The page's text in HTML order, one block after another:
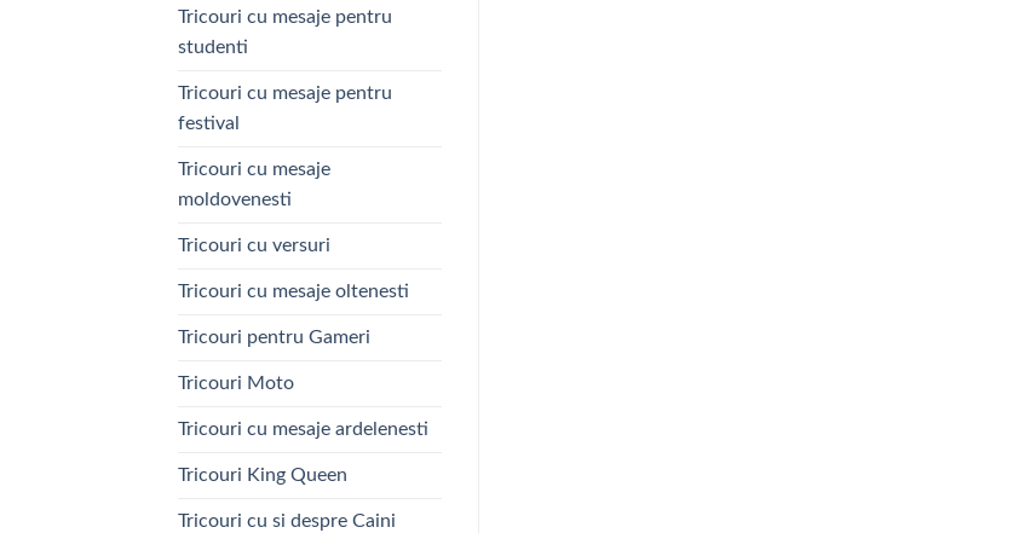
Tricouri cu mesaje pentru
studenti
Tricouri cu mesaje pentru
festival
Tricouri cu mesaje
moldovenesti
Tricouri cu versuri
Tricouri cu mesaje oltenesti
Tricouri pentru Gameri
Tricouri Moto
Tricouri cu mesaje ardelenesti
Tricouri King Queen
Tricouri cu si despre Caini